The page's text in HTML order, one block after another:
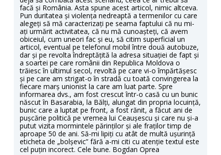
facă și România. Asta spune acest articol, nimic altceva.
Pun duritatea și violența nedreaptă a termenilor cu care
alegeți să mă caracterizați pe seama faptului că nu mi-
ați urmărit activitatea, că nu mă cunoașteți, că avem
obiceiul, cum uneori fac și eu, să citim superficial un
articol, eventual pe telefonul mobil între două autobuze,
dar și pe revolta îndreptățită la adresa situației de fapt și
a soartei pe care românii din Republica Moldova o
trăiesc în ultimul secol, revoltă pe care vi-o împărtășesc
și pe care am strigat-o în stradă cu toată convingerea la
fiecare marș unionist la care am luat parte. Spre
informarea dvs., am fost crescut într-o casă cu un bunic
născut în Basarabia, la Bălți, alungat din propria locuință,
bunic care a luptat pe front, a fost rănit, a făcut ani de
pușcărie politică pe vremea lui Ceaușescu și care nu și-a
putut vizita mormintele părinților și ale fraților timp de
aproape 50 de ani. Să-mi lipiți cu atât de multă ușurință
eticheta de „bolșevic” fără a-mi citi cu atenție textul este
cel puțin incorect. Cele bune. Bogdan Oprea